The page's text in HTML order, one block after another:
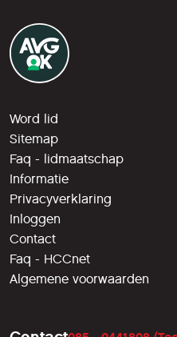
Word lid
Sitemap
Faq - lidmaatschap
Informatie
Privacyverklaring
Inloggen
Contact
Faq - HCCnet
Algemene voorwaarden